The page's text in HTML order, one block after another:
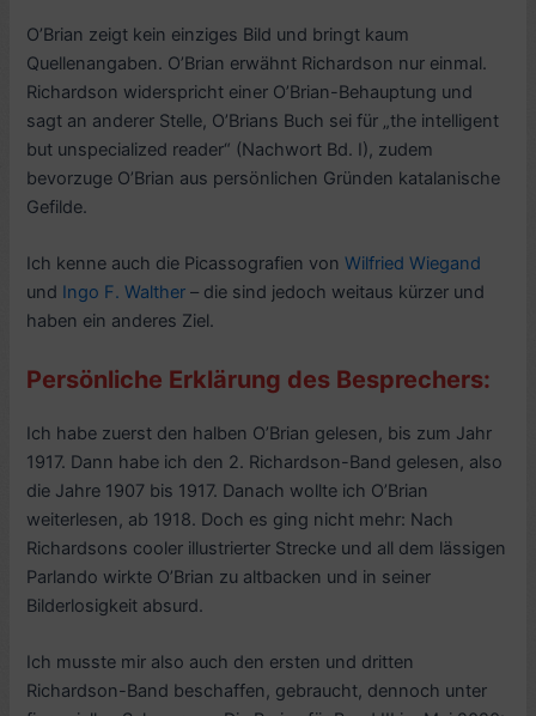
O’Brian zeigt kein einziges Bild und bringt kaum
Quellenangaben. O’Brian erwähnt Richardson nur einmal.
Richardson widerspricht einer O’Brian-Behauptung und
sagt an anderer Stelle, O’Brians Buch sei für „the intelligent
but unspecialized reader“ (Nachwort Bd. I), zudem
bevorzuge O’Brian aus persönlichen Gründen katalanische
Gefilde.
Ich kenne auch die Picassografien vonWilfried Wiegand
und
Ingo F. Walther – die sind jedoch weitaus kürzer und
haben ein anderes Ziel.
Persönliche Erklärung des Besprechers:
Ich habe zuerst den halben O’Brian gelesen, bis zum Jahr
1917. Dann habe ich den 2. Richardson-Band gelesen, also
die Jahre 1907 bis 1917. Danach wollte ich O’Brian
weiterlesen, ab 1918. Doch es ging nicht mehr: Nach
Richardsons cooler illustrierter Strecke und all dem lässigen
Parlando wirkte O’Brian zu altbacken und in seiner
Bilderlosigkeit absurd.
Ich musste mir also auch den ersten und dritten
Richardson-Band beschaffen, gebraucht, dennoch unter